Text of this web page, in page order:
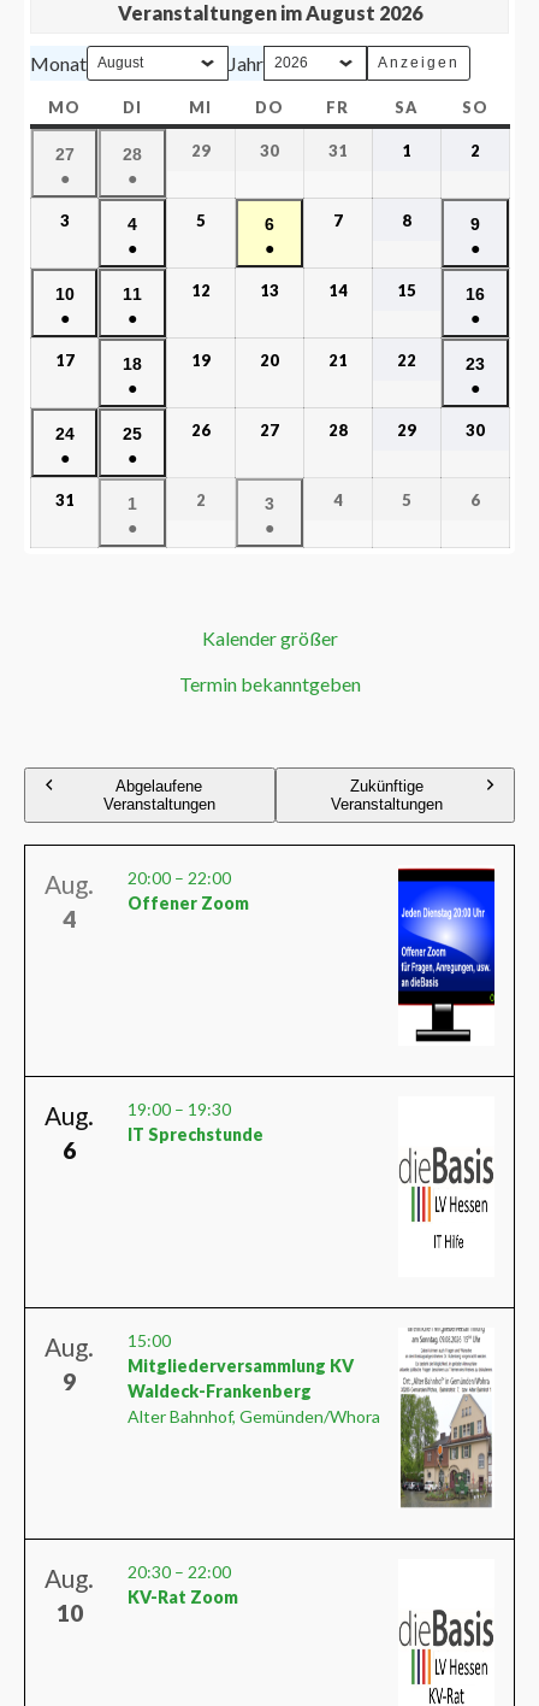
Veranstaltungen im August 2026
Monat Jahr
MO DI MI DO FR SA SO
27
●
28
●
29 30 31 1 2
3
4
●
5
6
●
7 8
9
●
10
●
11
●
12 13 14 15
16
●
17
18
●
19 20 21 22
23
●
24
●
25
●
26 27 28 29 30
31
1
●
2
3
●
4 5 6
Kalender größer
Termin bekanntgeben
Abgelaufene
Veranstaltungen
Zukünftige
Veranstaltungen
Aug.
4
20:00 – 22:00
Offener Zoom
Aug.
6
19:00 – 19:30
IT Sprechstunde
Aug.
9
15:00
Mitgliederversammlung KV
Waldeck-Frankenberg
Alter Bahnhof, Gemünden/Whora
Aug.
10
20:30 – 22:00
KV-Rat Zoom